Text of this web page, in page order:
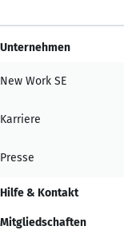
Unternehmen
New Work SE
Karriere
Presse
Hilfe & Kontakt
Mitgliedschaften